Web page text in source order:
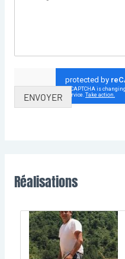
ENVOYER
Réalisations